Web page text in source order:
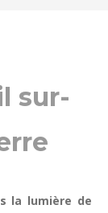
sur-
la lumière de